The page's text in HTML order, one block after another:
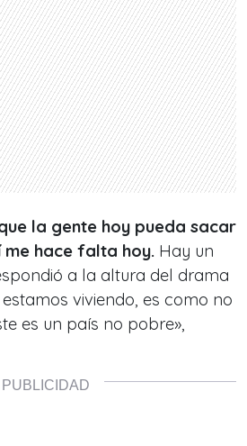
la gente hoy pueda sacar
me hace falta hoy. Hay un
a la altura del drama
viviendo, es como no
es un país no pobre»,